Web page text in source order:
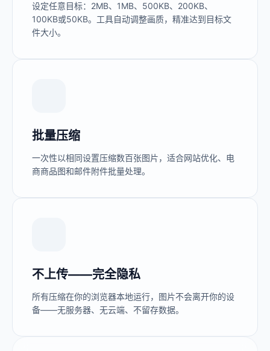
设定任意目标：2MB、1MB、500KB、200KB、
100KB或50KB。工具自动调整画质，精准达到目标文
件大小。
批量压缩
一次性以相同设置压缩数百张图片，适合网站优化、电
商商品图和邮件附件批量处理。
不上传——完全隐私
所有压缩在你的浏览器本地运行，图片不会离开你的设
备——无服务器、无云端、不留存数据。